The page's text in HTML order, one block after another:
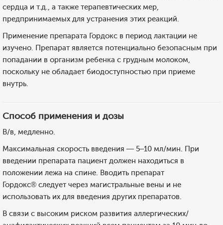
сердца и т.д., а также терапевтических мер,
предпринимаемых для устранения этих реакций.
Применение препарата Гордокс в период лактации не
изучено. Препарат является потенциально безопасным при
попадании в организм ребенка с грудным молоком,
поскольку не обладает биодоступностью при приеме
внутрь.
Способ применения и дозы
В/в, медленно.
Максимальная скорость введения — 5–10 мл/мин. При
введении препарата пациент должен находиться в
положении лежа на спине. Вводить препарат
Гордокс® следует через магистральные вены и не
использовать их для введения других препаратов.
В связи с высоким риском развития аллергических/